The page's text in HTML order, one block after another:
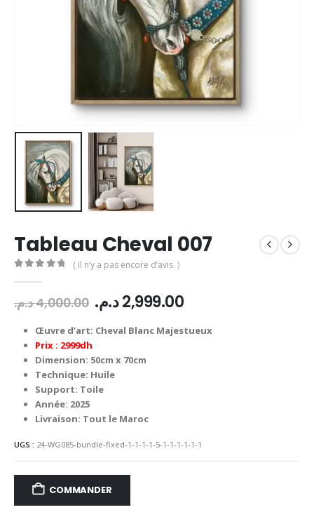
Tableau Cheval 007
( Il n’y a pas encore d’avis. )
4,000.00د.م. Le
prix
initial
2,999.00د.م. Le
actuel
Œuvre d’art: Cheval Blanc Majestueux
Prix : 2999dh
Dimension: 50cm x 70cm
Technique: Huile
Support: Toile
Année: 2025
Livraison: Tout le Maroc
UGS : 24-WG085-bundle-fixed-1-1-1-1-5-1-1-1-1-1-1
COMMANDER